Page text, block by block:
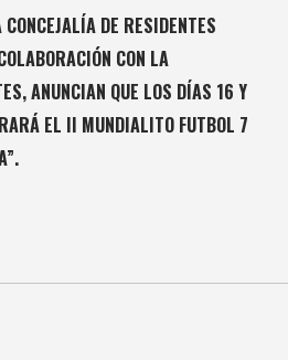
CONCEJALÍA DE RESIDENTES
CON LA
ANUNCIAN QUE LOS DÍAS 16 Y
EL II MUNDIALITO FUTBOL 7